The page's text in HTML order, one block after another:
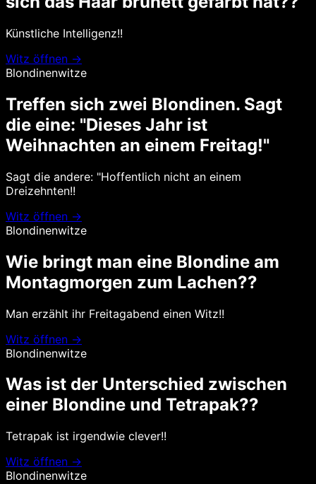
Künstliche Intelligenz!!
Witz öffnen →
Blondinenwitze
Treffen sich zwei Blondinen. Sagt
die eine: "Dieses Jahr ist
Weihnachten an einem Freitag!"
Sagt die andere: "Hoffentlich nicht an einem
Dreizehnten!!
Witz öffnen →
Blondinenwitze
Wie bringt man eine Blondine am
Montagmorgen zum Lachen??
Man erzählt ihr Freitagabend einen Witz!!
Witz öffnen →
Blondinenwitze
Was ist der Unterschied zwischen
einer Blondine und Tetrapak??
Tetrapak ist irgendwie clever!!
Witz öffnen →
Blondinenwitze